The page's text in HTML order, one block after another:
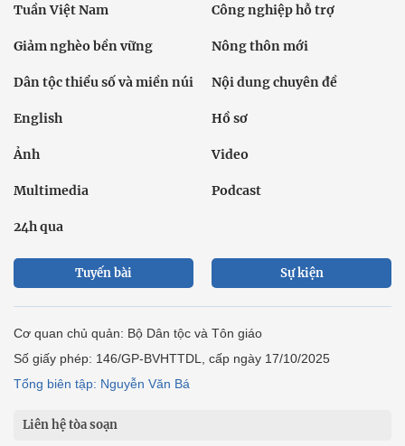
Tuần Việt Nam Công nghiệp hỗ trợ
Giảm nghèo bền vững Nông thôn mới
Dân tộc thiểu số và miền núi Nội dung chuyên đề
English Hồ sơ
Ảnh Video
Multimedia Podcast
24h qua
Tuyến bài Sự kiện
Cơ quan chủ quản: Bộ Dân tộc và Tôn giáo
Số giấy phép: 146/GP-BVHTTDL, cấp ngày 17/10/2025
Tổng biên tập: Nguyễn Văn Bá
Liên hệ tòa soạn